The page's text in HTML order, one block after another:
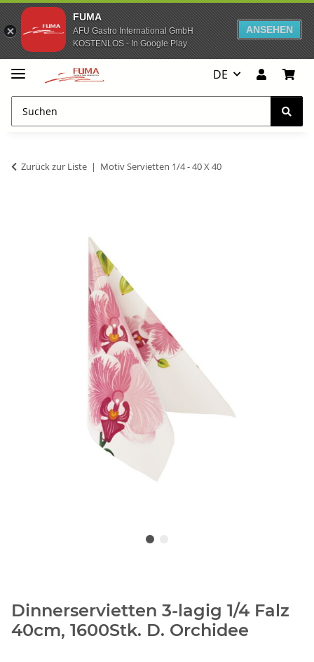
FUMA
AFU Gastro International GmbH
KOSTENLOS - In Google Play
ANSEHEN
DE
Zurück zur Liste Motiv Servietten 1/4 - 40 X 40
Dinnerservietten 3-lagig 1/4 Falz
40cm, 1600Stk. D. Orchidee